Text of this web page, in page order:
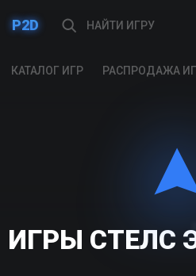
P2D
КАТАЛОГ ИГР РАСПРОДАЖА
ИГРЫ СТЕЛС